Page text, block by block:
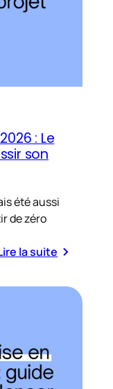
: Le
son
été aussi
de zéro
la suite